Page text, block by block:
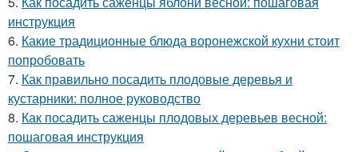
инструкция
6. Какие традиционные блюда воронежской кухни стоит
попробовать
7. Как правильно посадить плодовые деревья и
кустарники: полное руководство
8. Как посадить саженцы плодовых деревьев весной:
пошаговая инструкция